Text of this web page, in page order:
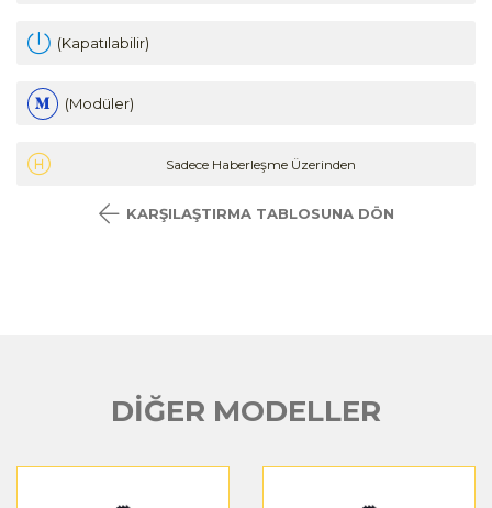
(Kapatılabilir)
(Modüler)
Sadece Haberleşme Üzerinden
KARŞILAŞTIRMA TABLOSUNA DÖN
DİĞER MODELLER